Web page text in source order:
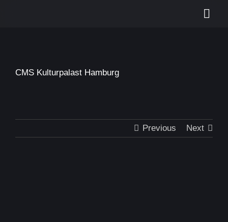
Leistungen
CMS Kulturpalast Hamburg
Previous Next